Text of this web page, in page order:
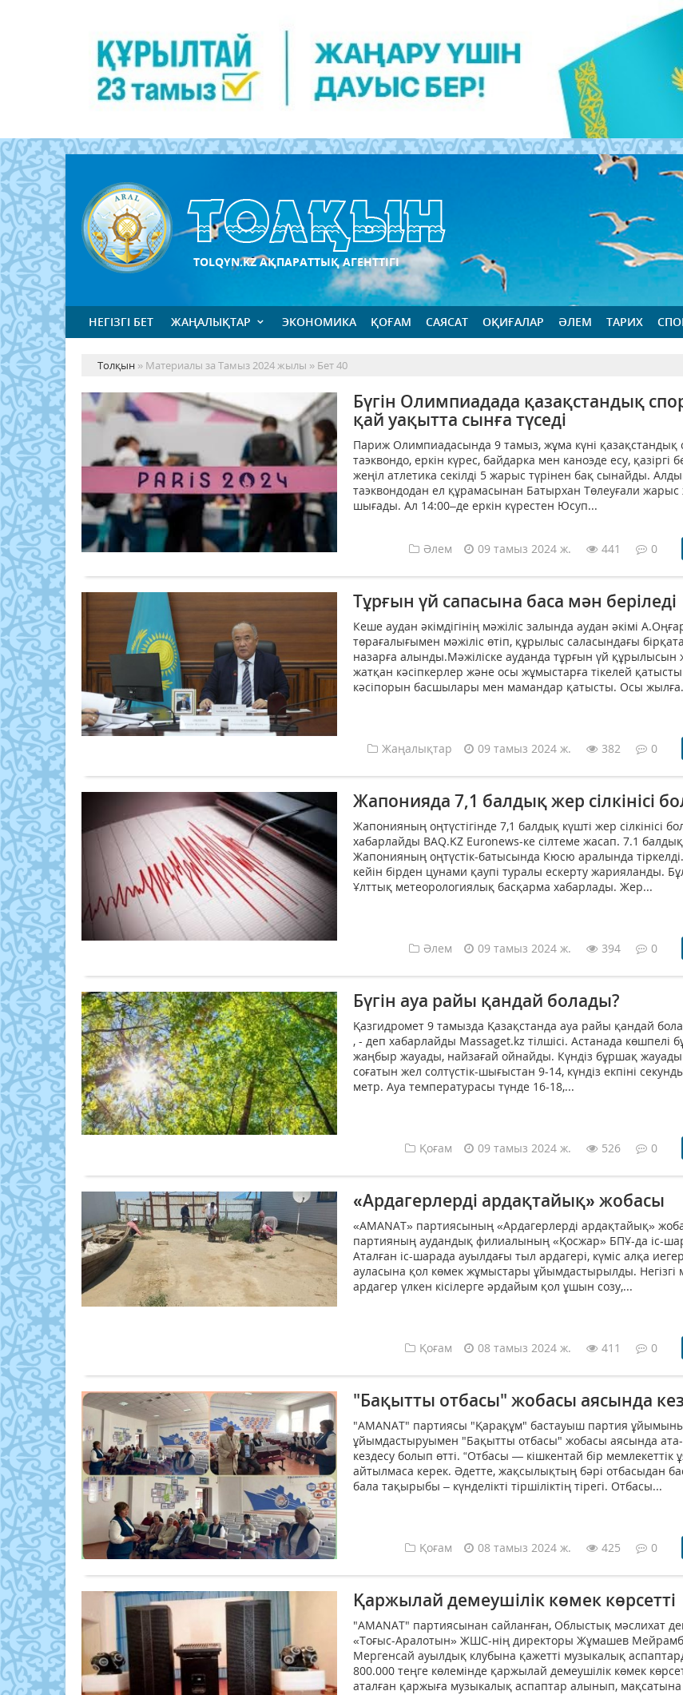
TOLQYN.KZ АҚПАРАТТЫҚ АГЕНТТІГІ
НЕГІЗГІ БЕТ ЖАҢАЛЫҚТАР ЭКОНОМИКА ҚОҒАМ САЯСАТ ОҚИҒАЛАР ӘЛЕМ ТАРИХ
Толқын » Материалы за Тамыз 2024 жылы » Бет 40
Бүгін Олимпиадада қазақстандық
қай уақытта сынға түседі
Париж Олимпиадасында 9 тамыз, жұма күні
таэквондо, еркін күрес, байдарка мен каноэде есу, қазіргі
жеңіл атлетика секілді 5 жарыс түрінен бақ сынайды.
таэквондодан ел құрамасынан Батырхан Төлеуғали
шығады. Ал 14:00–де еркін күрестен Юсуп...
Әлем 09 тамыз 2024 ж. 441 0
Тұрғын үй сапасына баса мән беріледі
Кеше аудан әкімдігінің мәжіліс залында аудан әкімі
төрағалығымен мәжіліс өтіп, құрылыс саласындағы
назарға алынды.Мәжіліске ауданда тұрғын үй құрылысын
жатқан кәсіпкерлер және осы жұмыстарға тікелей
кәсіпорын басшылары мен мамандар қатысты. Осы
Жаңалықтар 09 тамыз 2024 ж. 382 0
Жапонияда 7,1 балдық жер сілкінісі
Жапонияның оңтүстігінде 7,1 балдық күшті жер сілкінісі
хабарлайды BAQ.KZ Euronews-ке сілтеме жасап. 7.1 балдық
Жапонияның оңтүстік-батысында Кюсю аралында
кейін бірден цунами қаупі туралы ескерту жарияланды.
Ұлттық метеорологиялық басқарма хабарлады. Жер...
Әлем 09 тамыз 2024 ж. 394 0
Бүгін ауа райы қандай болады?
Қазгидромет 9 тамызда Қазақстанда ауа райы қандай
, - деп хабарлайды Massaget.kz тілшісі. Астанада көшпелі
жаңбыр жауады, найзағай ойнайды. Күндіз бұршақ
соғатын жел солтүстік-шығыстан 9-14, күндіз екпіні
метр. Ауа температурасы түнде 16-18,...
Қоғам 09 тамыз 2024 ж. 526 0
«Ардагерлерді ардақтайық» жобасы
«AMANAT» партиясының «Ардагерлерді ардақтайық»
партияның аудандық филиалының «Қосжар» БПҰ-да іс-
Аталған іс-шарада ауылдағы тыл ардагері, күміс алқа
ауласына қол көмек жұмыстары ұйымдастырылды. Негізгі
ардагер үлкен кісілерге әрдайым қол ұшын созу,...
Қоғам 08 тамыз 2024 ж. 411 0
"Бақытты отбасы" жобасы аясында
"AMANAT" партиясы "Қарақұм" бастауыш партия
ұйымдастыруымен "Бақытты отбасы" жобасы аясында
кездесу болып өтті. “Отбасы — кішкентай бір мемлекеттік
айтылмаса керек. Әдетте, жақсылықтың бәрі отбасыдан
бала тақырыбы – күнделікті тіршіліктің тірегі. Отбасы...
Қоғам 08 тамыз 2024 ж. 425 0
Қаржылай демеушілік көмек көрсетті
"AMANAT" партиясынан сайланған, Облыстық мәслихат
«Тоғыс-Аралотын» ЖШС-нің директоры Жұмашев
Мергенсай ауылдық клубына қажетті музыкалық
800.000 теңге көлемінде қаржылай демеушілік көмек
аталған қаржыға музыкалық аспаптар алынып, мақсатына